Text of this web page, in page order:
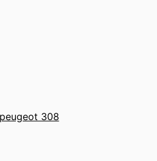
peugeot 308